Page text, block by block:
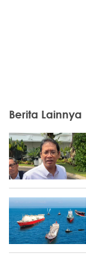
Berita Lainnya